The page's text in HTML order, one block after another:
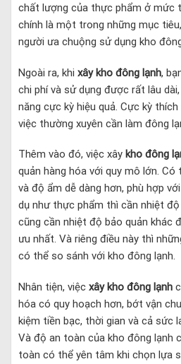
chất lượng của thực phẩm ở mức
chính là một trong những mục
người ưa chuộng sử dụng kho
Ngoài ra, khi xây kho đông lạnh,
chi phí và sử dụng được rất lâu
năng cực kỳ hiệu quả. Cực kỳ
việc thường xuyên cần làm đông
Thêm vào đó, việc xây kho đông
quản hàng hóa với quy mô lớn.
và độ ẩm dễ dàng hơn, phù hợp
dụ như thực phẩm thì cần nhiệt
cũng cần nhiệt độ bảo quản khác
ưu nhất. Và riêng điều này thì
có thể so sánh với kho đông lạnh.
Nhân tiện, việc xây kho đông lạnh
hóa có quy hoạch hơn, bớt vận
kiệm tiền bạc, thời gian và cả sức
Và độ an toàn của kho đông lạnh
toàn có thể yên tâm khi chọn lựa